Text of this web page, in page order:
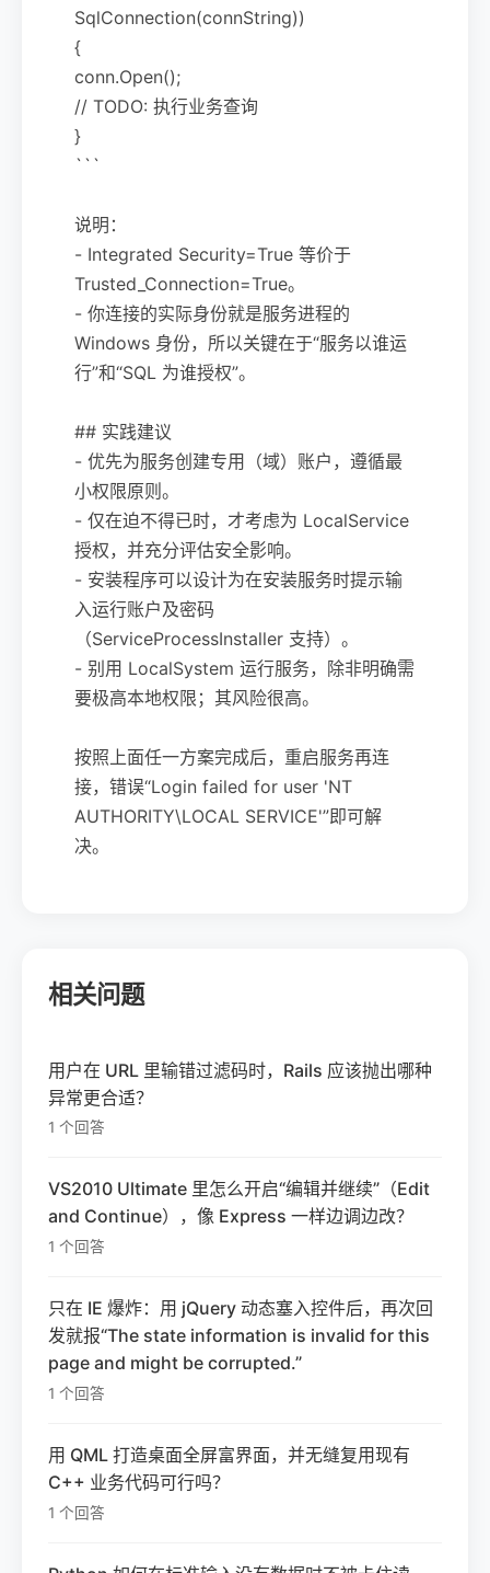
SqlConnection(connString))
{
conn.Open();
// TODO: 执行业务查询
}
```
说明：
- Integrated Security=True 等价于
Trusted_Connection=True。
- 你连接的实际身份就是服务进程的
Windows 身份，所以关键在于“服务以谁运
行”和“SQL 为谁授权”。
## 实践建议
- 优先为服务创建专用（域）账户，遵循最
小权限原则。
- 仅在迫不得已时，才考虑为 LocalService
授权，并充分评估安全影响。
- 安装程序可以设计为在安装服务时提示输
入运行账户及密码
（ServiceProcessInstaller 支持）。
- 别用 LocalSystem 运行服务，除非明确需
要极高本地权限；其风险很高。
按照上面任一方案完成后，重启服务再连
接，错误“Login failed for user 'NT
AUTHORITY\LOCAL SERVICE'”即可解
决。
相关问题
用户在 URL 里输错过滤码时，Rails 应该抛出哪种
异常更合适？
1 个回答
VS2010 Ultimate 里怎么开启“编辑并继续”（Edit
and Continue），像 Express 一样边调边改？
1 个回答
只在 IE 爆炸：用 jQuery 动态塞入控件后，再次回
发就报“The state information is invalid for this
page and might be corrupted.”
1 个回答
用 QML 打造桌面全屏富界面，并无缝复用现有
C++ 业务代码可行吗？
1 个回答